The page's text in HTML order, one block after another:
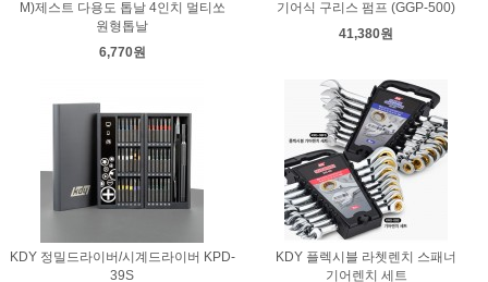
M)제스트 다용도 톱날 4인치 멀티쏘
원형톱날
6,770원
기어식 구리스 펌프 (GGP-500)
41,380원
KDY 정밀드라이버/시계드라이버 KPD-
39S
KDY 플렉시블 라쳇렌치 스패너
기어렌치 세트